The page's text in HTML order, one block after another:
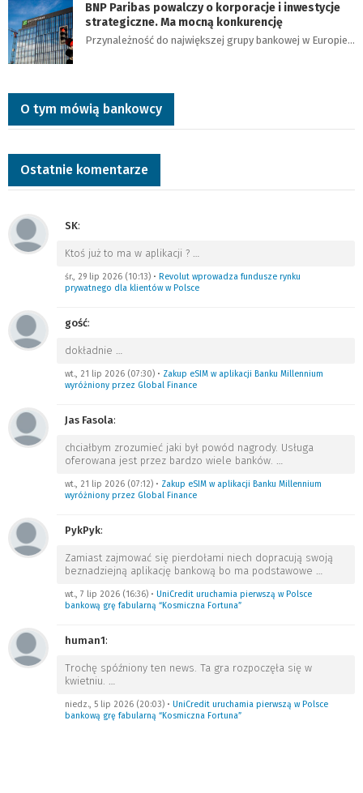
BNP Paribas powalczy o korporacje i inwestycje
strategiczne. Ma mocną konkurencję
Przynależność do największej grupy bankowej w Europie…
O tym mówią bankowcy
Ostatnie komentarze
SK:
Ktoś już to ma w aplikacji ? …
śr., 29 lip 2026 (10:13) • Revolut wprowadza fundusze rynku
prywatnego dla klientów w Polsce
gość:
dokładnie …
wt., 21 lip 2026 (07:30) • Zakup eSIM w aplikacji Banku Millennium
wyróżniony przez Global Finance
Jas Fasola:
chciałbym zrozumieć jaki był powód nagrody. Usługa
oferowana jest przez bardzo wiele banków. …
wt., 21 lip 2026 (07:12) • Zakup eSIM w aplikacji Banku Millennium
wyróżniony przez Global Finance
PykPyk:
Zamiast zajmować się pierdołami niech dopracują swoją
beznadziejną aplikację bankową bo ma podstawowe …
wt., 7 lip 2026 (16:36) • UniCredit uruchamia pierwszą w Polsce
bankową grę fabularną “Kosmiczna Fortuna”
human1:
Trochę spóźniony ten news. Ta gra rozpoczęła się w
kwietniu. …
niedz., 5 lip 2026 (20:03) • UniCredit uruchamia pierwszą w Polsce
bankową grę fabularną “Kosmiczna Fortuna”